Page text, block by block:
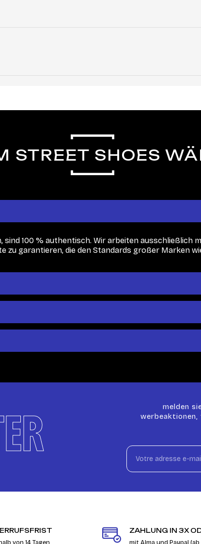
STREET SHOES
sind 100 % authentisch. Wir arbeiten
garantieren, die den Standards großer Marken
melden
werbeaktionen,
ZAHLUNG IN 3X